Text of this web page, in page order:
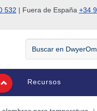
532 | Fuera de España +34
Buscar
DwyerOmega
Recursos